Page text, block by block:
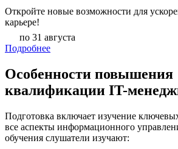
Откройте новые возможности для
карьере!
по 31 августа
Подробнее
Особенности повышения
квалификации IT-
Подготовка включает изучение
все аспекты информационного
обучения слушатели изучают: